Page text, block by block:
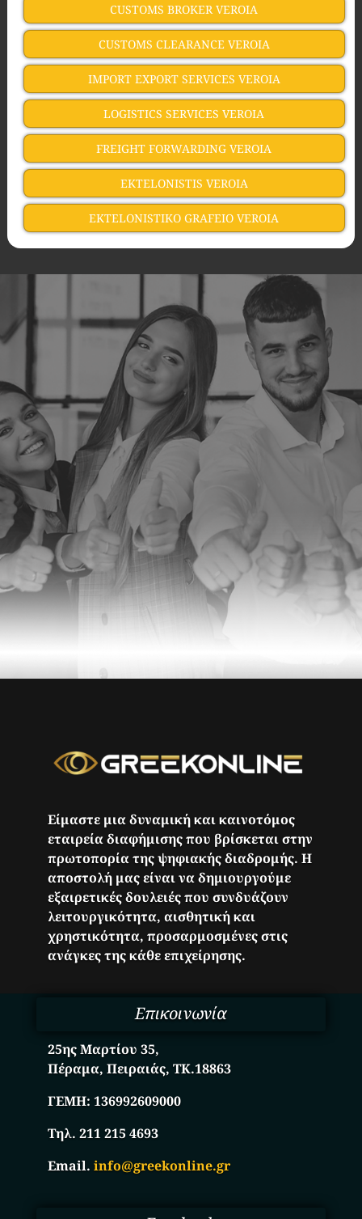
CUSTOMS BROKER VEROIA
CUSTOMS CLEARANCE VEROIA
IMPORT EXPORT SERVICES VEROIA
LOGISTICS SERVICES VEROIA
FREIGHT FORWARDING VEROIA
EKTELONISTIS VEROIA
EKTELONISTIKO GRAFEIO VEROIA
Είμαστε μια δυναμική και καινοτόμος
εταιρεία διαφήμισης που βρίσκεται στην
πρωτοπορία της ψηφιακής διαδρομής. Η
αποστολή μας είναι να δημιουργούμε
εξαιρετικές δουλειές που συνδυάζουν
λειτουργικότητα, αισθητική και
χρηστικότητα, προσαρμοσμένες στις
ανάγκες της κάθε επιχείρησης.
Επικοινωνία
25ης Μαρτίου 35,
Πέραμα, Πειραιάς, ΤΚ.18863
ΓΕΜΗ:136992609000
Τηλ. 211 215 4693
Email.info@greekonline.gr